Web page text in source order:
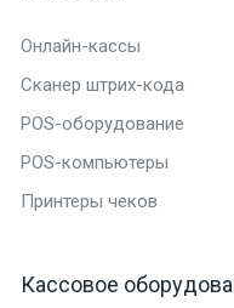
Онлайн-кассы
Сканер штрих-кода
POS-оборудование
POS-компьютеры
Принтеры чеков
Кассовое